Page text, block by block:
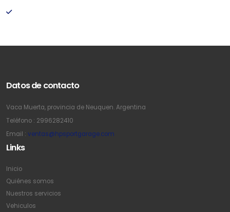
Datos de contacto
Vaca Muerta, provincia de Neuquen. Argentina
Teléfono : 2996282410
Email : ventas@hpsportgarage.com
Links
Inicio
Quiénes somos
Nuestros servicios
Vehiculos